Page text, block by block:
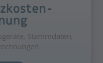
Stammdaten,